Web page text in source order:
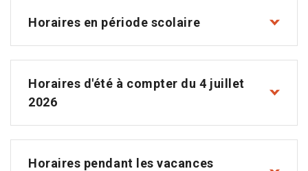
Horaires en période scolaire
Horaires d'été à compter du 4 juillet
2026
Horaires pendant les vacances